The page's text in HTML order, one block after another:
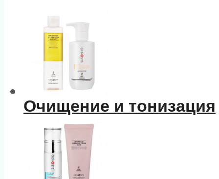
Очищение и тонизация